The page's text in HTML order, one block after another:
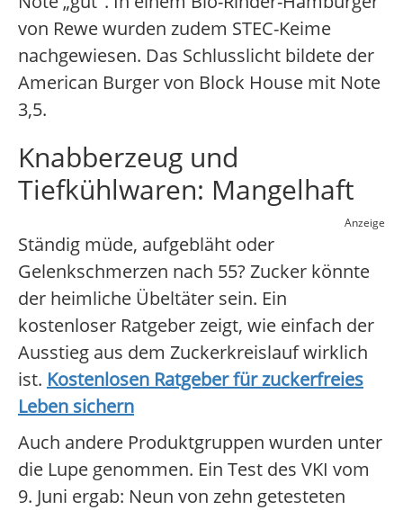
von Rewe wurden zudem STEC-Keime
nachgewiesen. Das Schlusslicht bildete der
American Burger von Block House mit Note
3,5.
Knabberzeug und
Tiefkühlwaren: Mangelhaft
Anzeige
Ständig müde, aufgebläht oder
Gelenkschmerzen nach 55? Zucker könnte
der heimliche Übeltäter sein. Ein
kostenloser Ratgeber zeigt, wie einfach der
Ausstieg aus dem Zuckerkreislauf wirklich
ist. Kostenlosen Ratgeber für zuckerfreies
Leben sichern
Auch andere Produktgruppen wurden unter
die Lupe genommen. Ein Test des VKI vom
9. Juni ergab: Neun von zehn getesteten